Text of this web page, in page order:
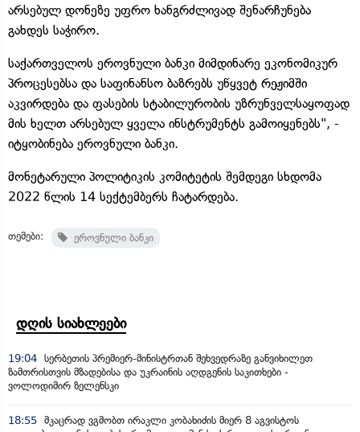
არსებულ დონეზე უფრო ხანგრძლივად შენარჩუნება
გახდეს საჭირო.
საქართველოს ეროვნული ბანკი მიმდინარე ეკონომიკურ
პროცესებსა და საფინანსო ბაზრებს უწყვეტ რეჟიმში
აკვირდება და ფასების სტაბილურობის უზრუნველსაყოფად
მის ხელთ არსებულ ყველა ინსტრუმენტს გამოიყენებს", -
იტყობინება ეროვნული ბანკი.
მონეტარული პოლიტიკის კომიტეტის შემდეგი სხდომა
2022 წლის 14 სექტემბერს ჩატარდება.
თემები: ეროვნული ბანკი
დღის სიახლეები
19:04 სერბეთის პრემიერ-მინისტრთან შეხვედრაზე განვიხილეთ
ზამთრისთვის მზადებისა და უკრაინის აღდგენის საკითხები -
ვოლოდიმირ ზელენსკი
18:55 მკაცრად ვგმობთ ირაკლი კობახიძის მიერ 8 აგვისტოს